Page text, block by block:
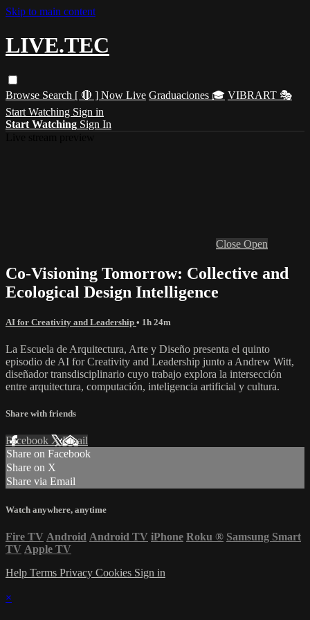
Skip to main content
LIVE.TEC
Browse Search [ 🔴 ] Now Live Graduaciones 🎓 VIBRART 🎭
Start Watching Sign in
Start Watching Sign In
Close Open
Co-Visioning Tomorrow: Collective and
Ecological Design Intelligence
AI for Creativity and Leadership • 1h 24m
La Escuela de Arquitectura, Arte y Diseño presenta el quinto
episodio de AI for Creativity and Leadership junto a Andrew Witt,
diseñador transdisciplinario cuyo trabajo explora la intersección
entre arquitectura, computación, inteligencia artificial y cultura.
Share with friends
Facebook XEmail
Share on Facebook
Share on X
Share via Email
Watch anywhere, anytime
Fire TV Android Android TV iPhone Roku ® Samsung Smart
TV Apple TV
Help Terms Privacy Cookies Sign in
×